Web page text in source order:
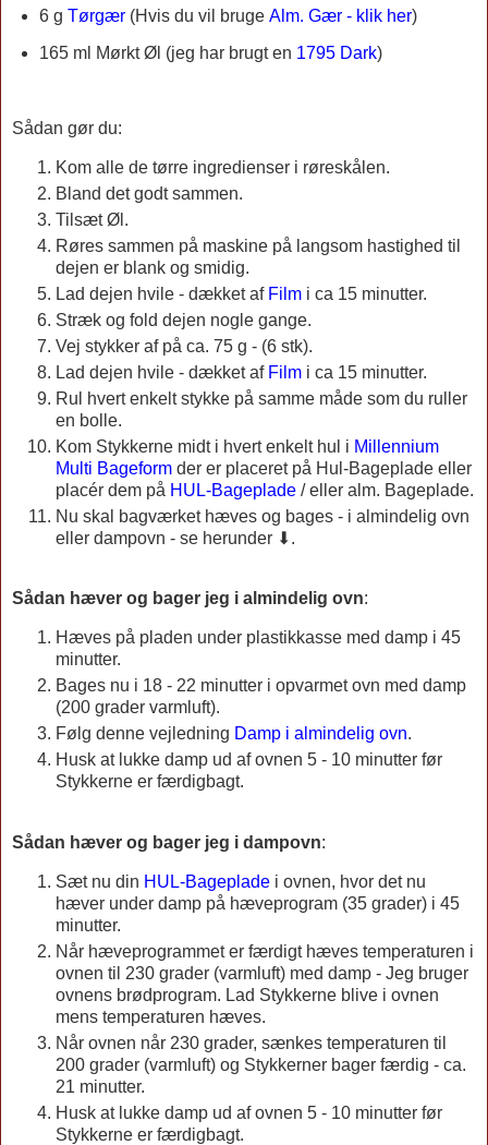
6 g Tørgær (Hvis du vil bruge Alm. Gær - klik her)
165 ml Mørkt Øl (jeg har brugt en 1795 Dark)
Sådan gør du:
Kom alle de tørre ingredienser i røreskålen.
Bland det godt sammen.
Tilsæt Øl.
Røres sammen på maskine på langsom hastighed til
dejen er blank og smidig.
Lad dejen hvile - dækket af Film i ca 15 minutter.
Stræk og fold dejen nogle gange.
Vej stykker af på ca. 75 g - (6 stk).
Lad dejen hvile - dækket af Film i ca 15 minutter.
Rul hvert enkelt stykke på samme måde som du ruller
en bolle.
Kom Stykkerne midt i hvert enkelt hul i Millennium
Multi Bageform der er placeret på Hul-Bageplade eller
placér dem på HUL-Bageplade / eller alm. Bageplade.
Nu skal bagværket hæves og bages - i almindelig ovn
eller dampovn - se herunder ⬇.
Sådan hæver og bager jeg i almindelig ovn:
Hæves på pladen under plastikkasse med damp i 45
minutter.
Bages nu i 18 - 22 minutter i opvarmet ovn med damp
(200 grader varmluft).
Følg denne vejledning Damp i almindelig ovn.
Husk at lukke damp ud af ovnen 5 - 10 minutter før
Stykkerne er færdigbagt.
Sådan hæver og bager jeg i dampovn:
Sæt nu din HUL-Bageplade i ovnen, hvor det nu
hæver under damp på hæveprogram (35 grader) i 45
minutter.
Når hæveprogrammet er færdigt hæves temperaturen i
ovnen til 230 grader (varmluft) med damp - Jeg bruger
ovnens brødprogram. Lad Stykkerne blive i ovnen
mens temperaturen hæves.
Når ovnen når 230 grader, sænkes temperaturen til
200 grader (varmluft) og Stykkerner bager færdig - ca.
21 minutter.
Husk at lukke damp ud af ovnen 5 - 10 minutter før
Stykkerne er færdigbagt.